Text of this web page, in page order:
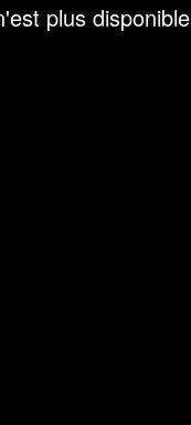
plus disponible